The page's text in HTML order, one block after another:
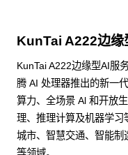
KunTai A222边缘
KunTai A222边缘型AI服
腾 AI 处理器推出的新一
算力、全场景 Al 和开放
理、推理计算及机器学
城市、智慧交通、智能